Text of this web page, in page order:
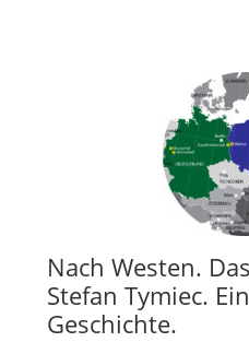
Nach Westen.
Stefan Tymiec.
Geschichte.